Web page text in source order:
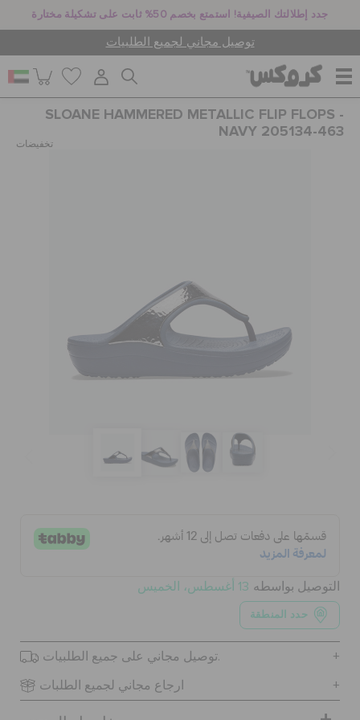
جدد إطلالتك الصيفية! استمتع بخصم 50% ثابت على تشكيلة مختارة
توصيل مجاني لجميع الطلبيات
للنساء
كروكس لمكان العمل
تسجيل الدخول / اشتراك
قائمة الامنيات
SLOANE HAMMERED METALLIC FLIP FLOPS -
NAVY 205134-463
تخفيضات
التوصيل بواسطه 13 أغسطس، الخميس
حدد المنطقة
توصيل مجاني على جميع الطلبيات.
ارجاع مجاني لجميع الطلبات